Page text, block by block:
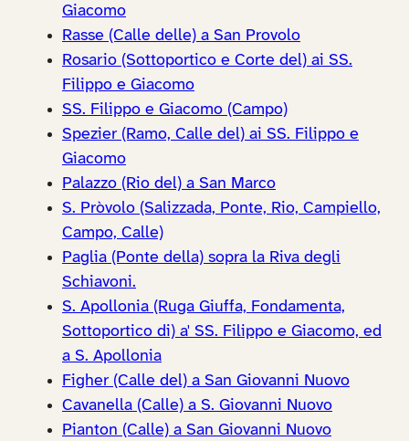
Giacomo
Rasse (Calle delle) a San Provolo
Rosario (Sottoportico e Corte del) ai SS.
Filippo e Giacomo
SS. Filippo e Giacomo (Campo)
Spezier (Ramo, Calle del) ai SS. Filippo e
Giacomo
Palazzo (Rio del) a San Marco
S. Pròvolo (Salizzada, Ponte, Rio, Campiello,
Campo, Calle)
Paglia (Ponte della) sopra la Riva degli
Schiavoni.
S. Apollonia (Ruga Giuffa, Fondamenta,
Sottoportico di) a' SS. Filippo e Giacomo, ed
a S. Apollonia
Figher (Calle del) a San Giovanni Nuovo
Cavanella (Calle) a S. Giovanni Nuovo
Pianton (Calle) a San Giovanni Nuovo